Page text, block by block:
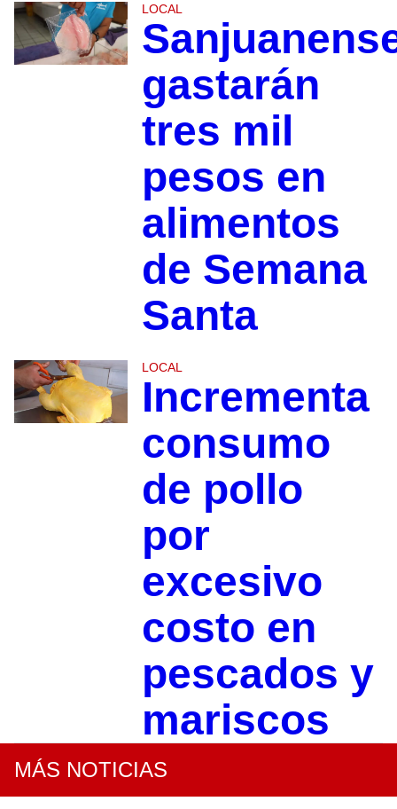
LOCAL
gastarán
tres mil
pesos en
alimentos
de Semana
Santa
LOCAL
Incrementa
consumo
de pollo
por
excesivo
costo en
pescados y
mariscos
MÁS NOTICIAS